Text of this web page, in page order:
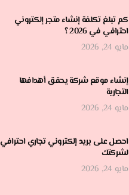
كم تبلغ تكلفة إنشاء متجر إلكتروني
احترافي في 2026 ؟
مايو 24, 2026
إنشاء موقع شركة يحقق أهدافها
التجارية
مايو 24, 2026
احصل على بريد إلكتروني تجاري احترافي
لشركتك
مايو 24, 2026